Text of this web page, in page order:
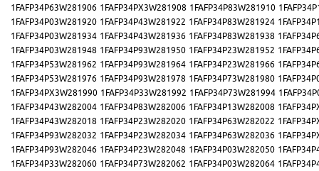
1FAFP34P63W281906 1FAFP34PX3W281908 1FAFP34P83W281910
1FAFP34P03W281920 1FAFP34P43W281922 1FAFP34P83W281924
1FAFP34P03W281934 1FAFP34P43W281936 1FAFP34P83W281938
1FAFP34P03W281948 1FAFP34P93W281950 1FAFP34P23W281952
1FAFP34P53W281962 1FAFP34P93W281964 1FAFP34P23W281966
1FAFP34P53W281976 1FAFP34P93W281978 1FAFP34P73W281980
1FAFP34PX3W281990 1FAFP34P33W281992 1FAFP34P73W281994
1FAFP34P43W282004 1FAFP34P83W282006 1FAFP34P13W282008
1FAFP34P43W282018 1FAFP34P23W282020 1FAFP34P63W282022
1FAFP34P93W282032 1FAFP34P23W282034 1FAFP34P63W282036
1FAFP34P93W282046 1FAFP34P23W282048 1FAFP34P03W282050
1FAFP34P33W282060 1FAFP34P73W282062 1FAFP34P03W282064